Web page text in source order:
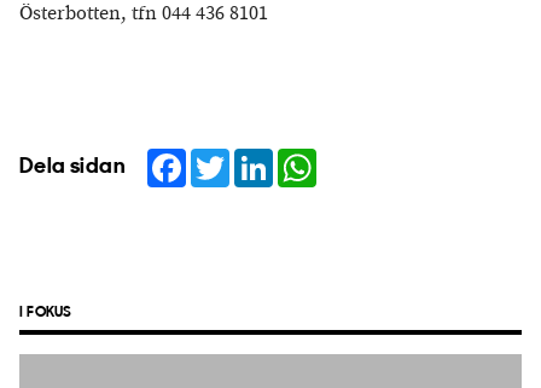
Österbotten, tfn 044 436 8101
Dela sidan Facebook
TwitterLinkedIn
I FOKUS